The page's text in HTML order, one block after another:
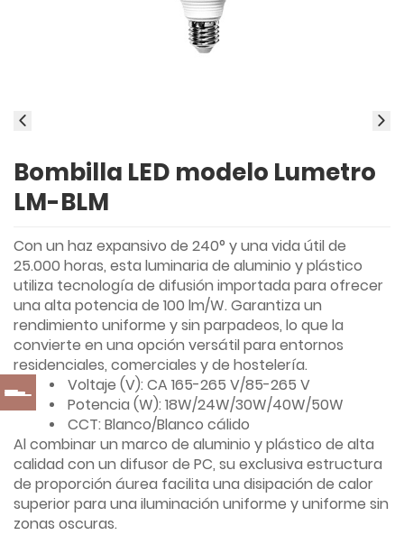
Bombilla LED modelo Lumetro
LM-BLM
Con un haz expansivo de 240° y una vida útil de
25.000 horas, esta luminaria de aluminio y plástico
utiliza tecnología de difusión importada para ofrecer
una alta potencia de 100 lm/W. Garantiza un
rendimiento uniforme y sin parpadeos, lo que la
convierte en una opción versátil para entornos
residenciales, comerciales y de hostelería.
Voltaje (V): CA 165-265 V/85-265 V
Potencia (W): 18W/24W/30W/40W/50W
CCT: Blanco/Blanco cálido
Al combinar un marco de aluminio y plástico de alta
calidad con un difusor de PC, su exclusiva estructura
de proporción áurea facilita una disipación de calor
superior para una iluminación uniforme y uniforme sin
zonas oscuras.